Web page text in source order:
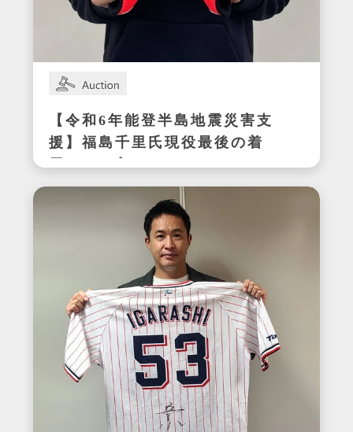
【令和6年能登半島地震災害支
援】福島千里氏現役最後の着
用サイン入りスパイク